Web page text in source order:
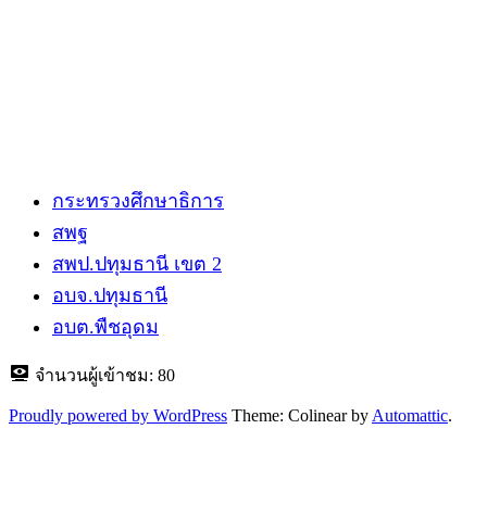
กระทรวงศึกษาธิการ
สพฐ
สพป.ปทุมธานี​ เขต 2
อบจ.ปทุมธานี
อบต.พืชอุดม
จำนวนผู้เข้าชม: 80
Proudly powered by WordPress Theme: Colinear by Automattic.